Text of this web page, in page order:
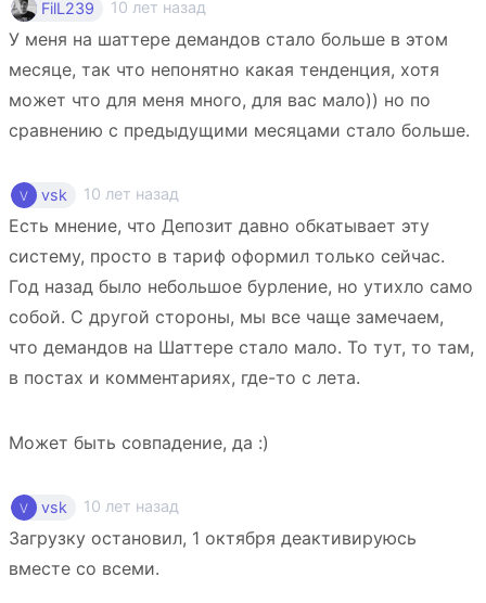
FilL239 10 лет назад
У меня на шаттере демандов стало больше в этом
месяце, так что непонятно какая тенденция, хотя
может что для меня много, для вас мало)) но по
сравнению с предыдущими месяцами стало больше.
vsk 10 лет назад
Есть мнение, что Депозит давно обкатывает эту
систему, просто в тариф оформил только сейчас.
Год назад было небольшое бурление, но утихло само
собой. С другой стороны, мы все чаще замечаем,
что демандов на Шаттере стало мало. То тут, то там,
в постах и комментариях, где-то с лета.
Может быть совпадение, да :)
vsk 10 лет назад
Загрузку остановил, 1 октября деактивируюсь
вместе со всеми.